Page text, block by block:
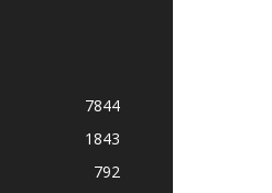
7844
1843
792